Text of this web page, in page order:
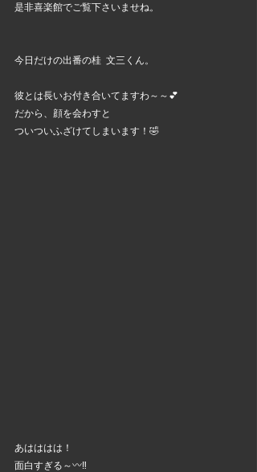
是非喜楽館でご覧下さいませね。
今日だけの出番の桂  文三くん。
彼とは長いお付き合いてますわ～～💕
だから、顔を会わすと
ついついふざけてしまいます！🤣
あはははは！
面白すぎる～〰️‼️